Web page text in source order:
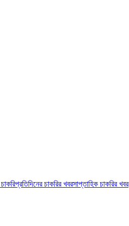
প্রতিদিনের চাকরির খবরসাপ্তাহিক চাকরির খবর